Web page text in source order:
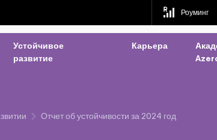
Роуминг
Устойчивое
развитие
Карьера
Отчет об устойчивости за 2024 год